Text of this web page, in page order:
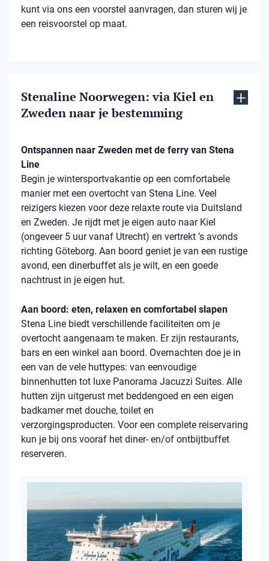
kunt via ons een voorstel aanvragen, dan sturen wij je
een reisvoorstel op maat.
Stenaline Noorwegen: via Kiel en
Zweden naar je bestemming
Ontspannen naar Zweden met de ferry van Stena
Line
Begin je wintersportvakantie op een comfortabele
manier met een overtocht van Stena Line. Veel
reizigers kiezen voor deze relaxte route via Duitsland
en Zweden. Je rijdt met je eigen auto naar Kiel
(ongeveer 5 uur vanaf Utrecht) en vertrekt ’s avonds
richting Göteborg. Aan boord geniet je van een rustige
avond, een dinerbuffet als je wilt, en een goede
nachtrust in je eigen hut.
Aan boord: eten, relaxen en comfortabel slapen
Stena Line biedt verschillende faciliteiten om je
overtocht aangenaam te maken. Er zijn restaurants,
bars en een winkel aan boord. Overnachten doe je in
een van de vele huttypes: van eenvoudige
binnenhutten tot luxe Panorama Jacuzzi Suites. Alle
hutten zijn uitgerust met beddengoed en een eigen
badkamer met douche, toilet en
verzorgingsproducten. Voor een complete reiservaring
kun je bij ons vooraf het diner- en/of ontbijtbuffet
reserveren.